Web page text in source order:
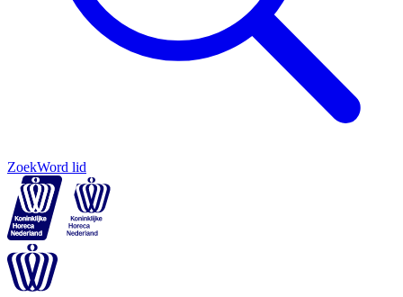
ZoekWord lid